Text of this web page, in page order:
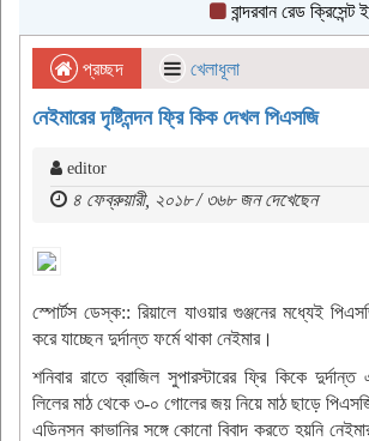
বান্দরবান রেড ক্রিসেন্ট
প্রচ্ছদ খেলাধূলা
নেইমারের দৃষ্টিনন্দন ফ্রি কিক দেখল পিএসজি
editor
৪ ফেব্রুয়ারী, ২০১৮ / ৩৬৮ জন দেখেছেন
স্পোর্টস ডেস্ক:: রিয়ালে যাওয়ার গুঞ্জনের মধ্যেই
করে যাচ্ছেন দুর্দান্ত ফর্মে থাকা নেইমার।
শনিবার রাতে ব্রাজিল সুপারস্টারের ফ্রি কিকে
লিলের মাঠ থেকে ৩-০ গোলের জয় নিয়ে মাঠ ছাড়ে
এডিনসন কাভানির সঙ্গে কোনো বিবাদ করতে হয়নি